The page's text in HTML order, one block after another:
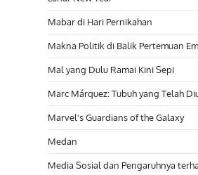
Mabar di Hari Pernikahan
Makna Politik di Balik Pertemuan
Mal yang Dulu Ramai Kini Sepi
Marc Márquez: Tubuh yang Telah
Marvel's Guardians of the Galaxy
Medan
Media Sosial dan Pengaruhnya